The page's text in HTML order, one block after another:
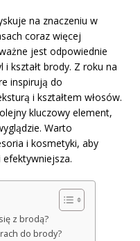
na znaczeniu w
coraz więcej
jest odpowiednie
kształt brody. Z roku na
inspirują do
i kształtem włosów.
kluczowy element,
Warto
i kosmetyki, aby
efektywniejsza.
z brodą?
do brody?